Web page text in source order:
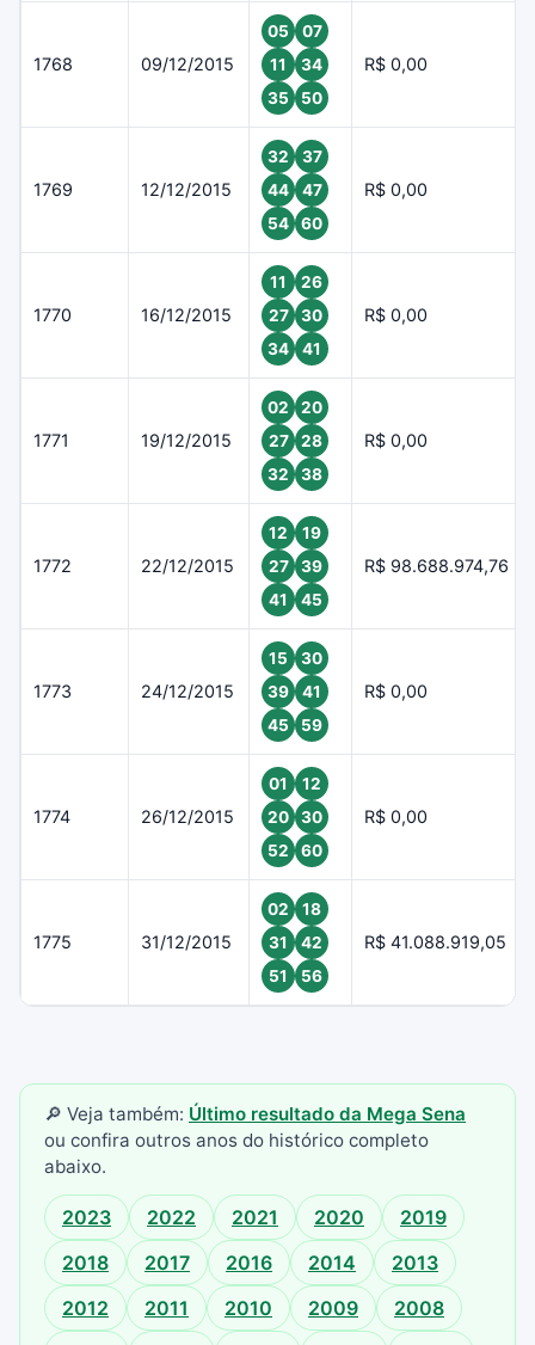
1768 09/12/2015
05
07
11
34
35
50
R$ 0,00
1769 12/12/2015
32
37
44
47
54
60
R$ 0,00
1770 16/12/2015
11
26
27
30
34
41
R$ 0,00
1771 19/12/2015
02
20
27
28
32
38
R$ 0,00
1772 22/12/2015
12
19
27
39
41
45
R$ 98.688.974,76
1773 24/12/2015
15
30
39
41
45
59
R$ 0,00
1774 26/12/2015
01
12
20
30
52
60
R$ 0,00
1775 31/12/2015
02
18
31
42
51
56
R$ 41.088.919,05
🔎 Veja também: Último resultado da Mega Sena
ou confira outros anos do histórico completo
abaixo.
2023 2022 2021 2020
2019
2018
2017 2016 2014
2013
2012
2011 2010 2009
2008